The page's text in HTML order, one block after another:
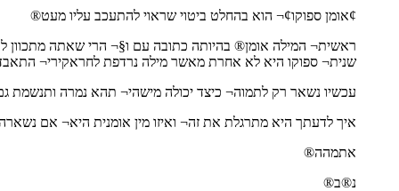
¢אומן ספוקו¢¬ הוא בהחלט ביטוי שראוי להתעכב עליו מעט®
ראשית¬ המילה אומן® בהיותה כתובה עם ו§¬ הרי שאתה מתכוון
שנית¬ ספוקו היא לא אחרת מאשר מילה נרדפת לחראקירי¬
עכשיו נשאר רק לתמוה¬ כיצד יכולה מישהי¬ תהא נמרה ותנשמת
איך לדעתך היא מתרגלת את זה¬ ואיזו מין אומנית היא¬ אם
אתמהה®
נ®ב®